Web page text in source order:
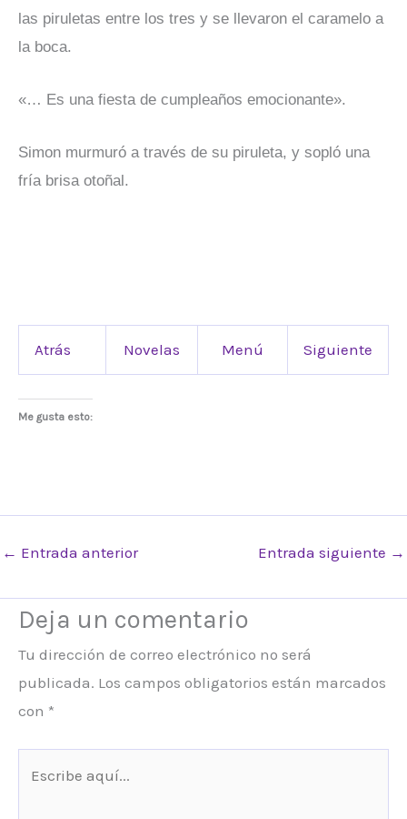
las piruletas entre los tres y se llevaron el caramelo a
la boca.
«… Es una fiesta de cumpleaños emocionante».
Simon murmuró a través de su piruleta, y sopló una
fría brisa otoñal.
Atrás Novelas Menú Siguiente
Me gusta esto:
← Entrada anterior Entrada siguiente →
Deja un comentario
Tu dirección de correo electrónico no será
publicada. Los campos obligatorios están marcados
con *